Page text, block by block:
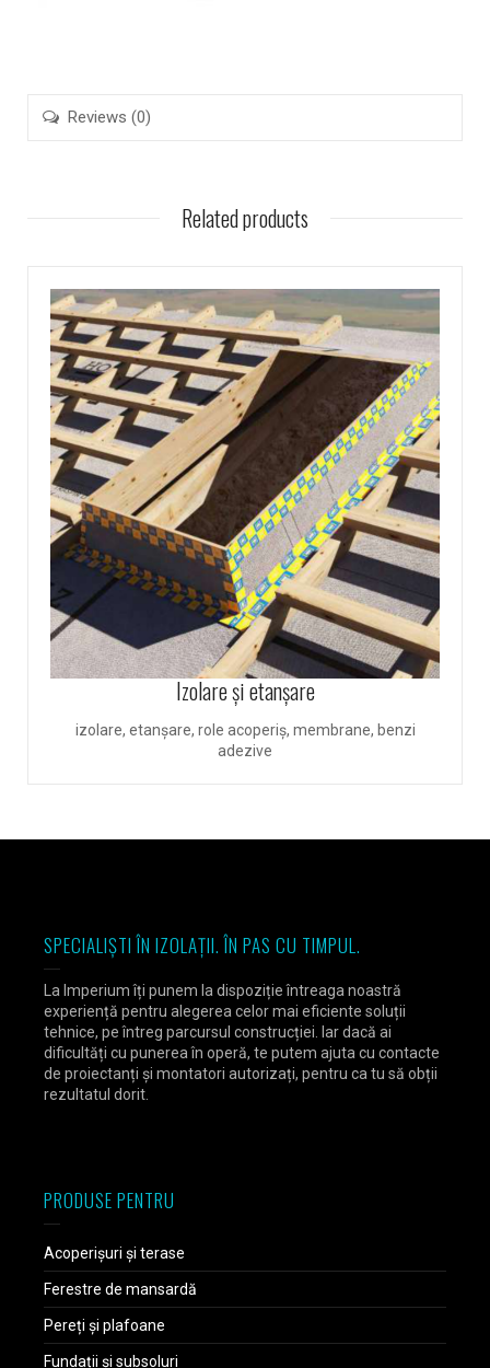
Reviews (0)
Related products
Izolare și etanșare
izolare, etanșare, role acoperiș, membrane, benzi
adezive
SPECIALIȘTI ÎN IZOLAȚII. ÎN PAS CU TIMPUL.
La Imperium îți punem la dispoziție întreaga noastră
experiență pentru alegerea celor mai eficiente soluții
tehnice, pe întreg parcursul construcției. Iar dacă ai
dificultăți cu punerea în operă, te putem ajuta cu contacte
de proiectanți și montatori autorizați, pentru ca tu să obții
rezultatul dorit.
PRODUSE PENTRU
Acoperișuri și terase
Ferestre de mansardă
Pereți și plafoane
Fundații și subsoluri